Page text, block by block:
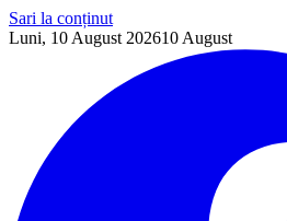
Sari la conținut
Luni, 10 August 202610 August